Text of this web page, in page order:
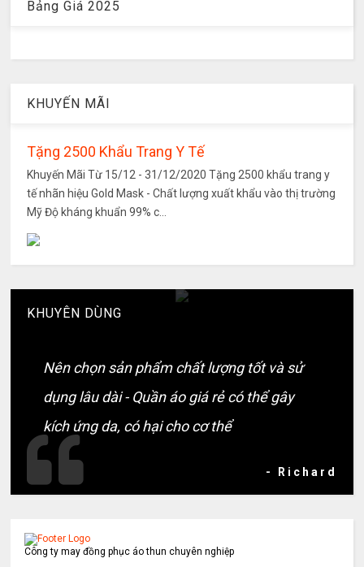
Bảng Giá 2025
KHUYẾN MÃI
Tặng 2500 Khẩu Trang Y Tế
Khuyến Mãi Từ 15/12 - 31/12/2020 Tặng 2500 khẩu trang y
tế nhãn hiệu Gold Mask - Chất lượng xuất khẩu vào thị trường
Mỹ Độ kháng khuẩn 99% c...
KHUYÊN DÙNG
Nên chọn sản phẩm chất lượng tốt và sử
dụng lâu dài - Quần áo giá rẻ có thể gây
kích ứng da, có hại cho cơ thể
- Richard
Công ty may đồng phục áo thun chuyên nghiệp